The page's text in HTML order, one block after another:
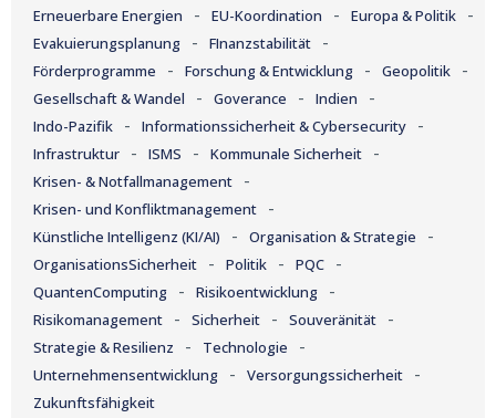
Erneuerbare Energien - EU-Koordination - Europa & Politik -
Evakuierungsplanung - FInanzstabilität -
Förderprogramme - Forschung & Entwicklung - Geopolitik -
Gesellschaft & Wandel - Goverance - Indien -
Indo-Pazifik - Informationssicherheit & Cybersecurity -
Infrastruktur - ISMS - Kommunale Sicherheit -
Krisen- & Notfallmanagement -
Krisen- und Konfliktmanagement -
Künstliche Intelligenz (KI/AI) - Organisation & Strategie -
OrganisationsSicherheit - Politik - PQC -
QuantenComputing - Risikoentwicklung -
Risikomanagement - Sicherheit - Souveränität -
Strategie & Resilienz - Technologie -
Unternehmensentwicklung - Versorgungssicherheit -
Zukunftsfähigkeit